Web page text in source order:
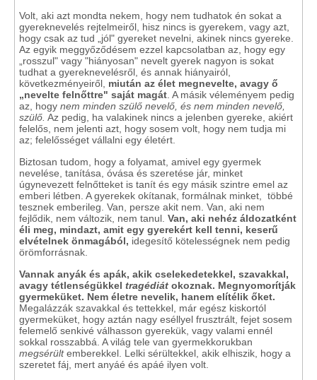
Volt, aki azt mondta nekem, hogy nem tudhatok én sokat a
gyereknevelés rejtelmeiről, hisz nincs is gyerekem, vagy azt,
hogy csak az tud „jól" gyereket nevelni, akinek nincs gyereke.
Az egyik meggyőződésem ezzel kapcsolatban az, hogy egy
„rosszul" vagy "hiányosan" nevelt gyerek nagyon is sokat
tudhat a gyereknevelésről, és annak hiányairól,
következményeiről, miután az élet megnevelte, avagy ő
„nevelte felnőttre" saját magát . A másik véleményem pedig
az, hogy nem minden szülő nevelő, és nem minden nevelő,
szülő. Az pedig, ha valakinek nincs a jelenben gyereke, akiért
felelős, nem jelenti azt, hogy sosem volt, hogy nem tudja mi
az; felelősséget vállalni egy életért.
Biztosan tudom, hogy a folyamat, amivel egy gyermek
nevelése, tanítása, óvása és szeretése jár, minket
úgynevezett felnőtteket is tanít és egy másik szintre emel az
emberi létben. A gyerekek okítanak, formálnak minket, többé
tesznek emberileg. Van, persze akit nem. Van, aki nem
fejlődik, nem változik, nem tanul. Van, aki nehéz áldozatként
éli meg, mindazt, amit egy gyerekért kell tenni, keserű
elvételnek önmagából, idegesítő kötelességnek nem pedig
örömforrásnak.
Vannak anyák és apák, akik cselekedetekkel, szavakkal,
avagy tétlenségükkel tragédiát okoznak. Megnyomorítják
gyermeküket. Nem életre nevelik, hanem elítélik őket.
Megalázzák szavakkal és tettekkel, már egész kiskortól
gyermeküket, hogy aztán nagy eséllyel frusztrált, fejet sosem
felemelő senkivé válhasson gyerekük, vagy valami ennél
sokkal rosszabbá. A világ tele van gyermekkorukban
megsérültemberekkel. Lelki sérültekkel, akik elhiszik, hogy a
szeretet fáj, mert anyáé és apáé ilyen volt.